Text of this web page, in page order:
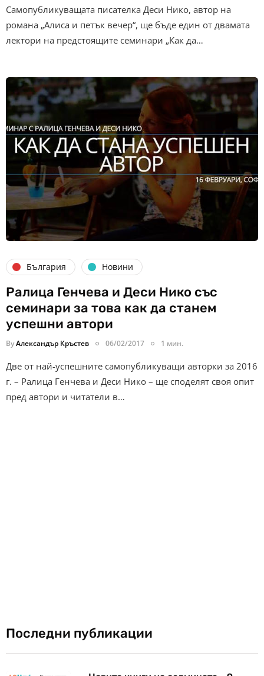
Самопубликуващата писателка Деси Нико, автор на
романа „Алиса и петък вечер“, ще бъде един от двамата
лектори на предстоящите семинари „Как да…
България Новини
Ралица Генчева и Деси Нико със
семинари за това как да станем
успешни автори
ByАлександър Кръстев 06/02/2017 1 мин.
Две от най-успешните самопубликуващи авторки за 2016
г. – Ралица Генчева и Деси Нико – ще споделят своя опит
пред автори и читатели в…
Последни публикации